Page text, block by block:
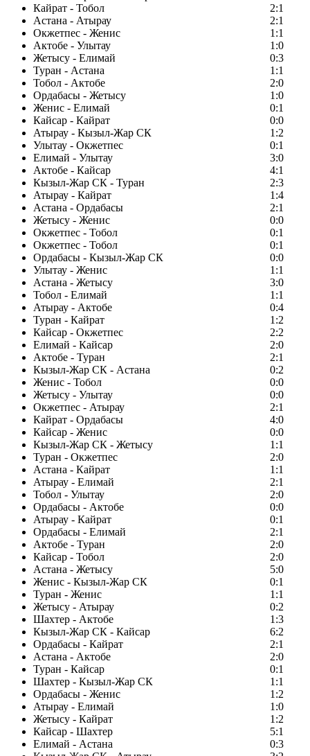
Кайрат - Тобол
2:1
Астана - Атырау
2:1
Окжетпес - Женис
1:1
Актобе - Улытау
1:0
Жетысу - Елимай
0:3
Туран - Астана
1:1
Тобол - Актобе
2:0
Ордабасы - Жетысу
1:0
Женис - Елимай
0:1
Кайсар - Кайрат
0:0
Атырау - Кызыл-Жар СК
1:2
Улытау - Окжетпес
0:1
Елимай - Улытау
3:0
Актобе - Кайсар
4:1
Кызыл-Жар СК - Туран
2:3
Атырау - Кайрат
1:4
Астана - Ордабасы
2:1
Жетысу - Женис
0:0
Окжетпес - Тобол
0:1
Окжетпес - Тобол
0:1
Ордабасы - Кызыл-Жар СК
0:0
Улытау - Женис
1:1
Астана - Жетысу
3:0
Тобол - Елимай
1:1
Атырау - Актобе
0:4
Туран - Кайрат
1:2
Кайсар - Окжетпес
2:2
Елимай - Кайсар
2:0
Актобе - Туран
2:1
Кызыл-Жар СК - Астана
0:2
Женис - Тобол
0:0
Жетысу - Улытау
0:0
Окжетпес - Атырау
2:1
Кайрат - Ордабасы
4:0
Кайсар - Женис
0:0
Кызыл-Жар СК - Жетысу
1:1
Туран - Окжетпес
2:0
Астана - Кайрат
1:1
Атырау - Елимай
2:1
Тобол - Улытау
2:0
Ордабасы - Актобе
0:0
Атырау - Кайрат
0:1
Ордабасы - Елимай
2:1
Актобе - Туран
2:0
Кайсар - Тобол
2:0
Астана - Жетысу
5:0
Женис - Кызыл-Жар СК
0:1
Туран - Женис
1:1
Жетысу - Атырау
0:2
Шахтер - Актобе
1:3
Кызыл-Жар СК - Кайсар
6:2
Ордабасы - Кайрат
2:1
Астана - Актобе
2:0
Туран - Кайсар
0:1
Шахтер - Кызыл-Жар СК
1:1
Ордабасы - Женис
1:2
Атырау - Елимай
1:0
Жетысу - Кайрат
1:2
Кайсар - Шахтер
5:1
Елимай - Астана
0:3